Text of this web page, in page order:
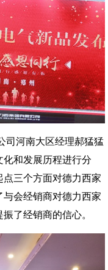
司河南大区经理郝猛猛
和发展历程进行分
三个方面对德力西家
会经销商对德力西家
了经销商的信心。